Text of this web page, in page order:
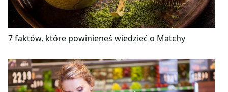
7 faktów, które powinieneś wiedzieć o Matchy